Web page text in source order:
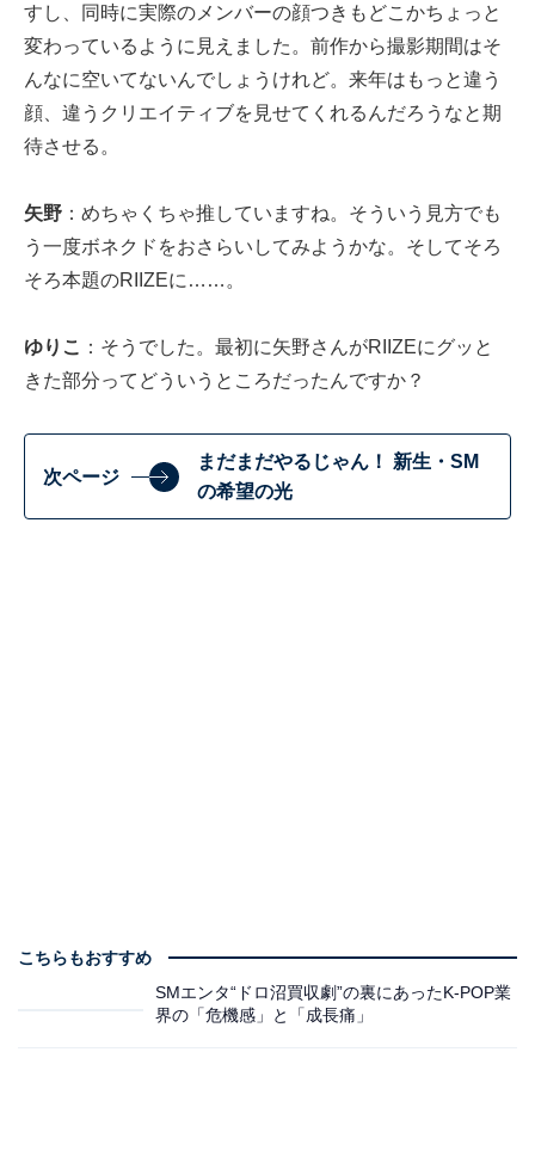
すし、同時に実際のメンバーの顔つきもどこかちょっと
変わっているように見えました。前作から撮影期間はそ
んなに空いてないんでしょうけれど。来年はもっと違う
顔、違うクリエイティブを見せてくれるんだろうなと期
待させる。
矢野 ：めちゃくちゃ推していますね。そういう見方でも
う一度ボネクドをおさらいしてみようかな。そしてそろ
そろ本題のRIIZEに……。
ゆりこ
：そうでした。最初に矢野さんがRIIZEにグッと
きた部分ってどういうところだったんですか？
次ページ
まだまだやるじゃん！ 新生・SM
の希望の光
こちらもおすすめ
SMエンタ“ドロ沼買収劇”の裏にあったK-POP業
界の「危機感」と「成長痛」